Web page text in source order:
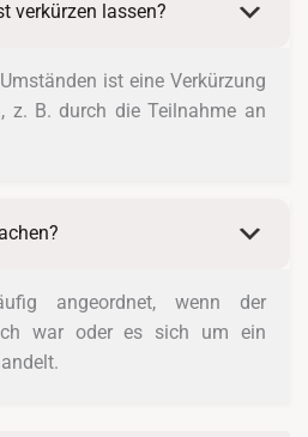
verkürzen lassen?
ist eine Verkürzung
z. B. durch die Teilnahme an
angeordnet, wenn der
war oder es sich um ein